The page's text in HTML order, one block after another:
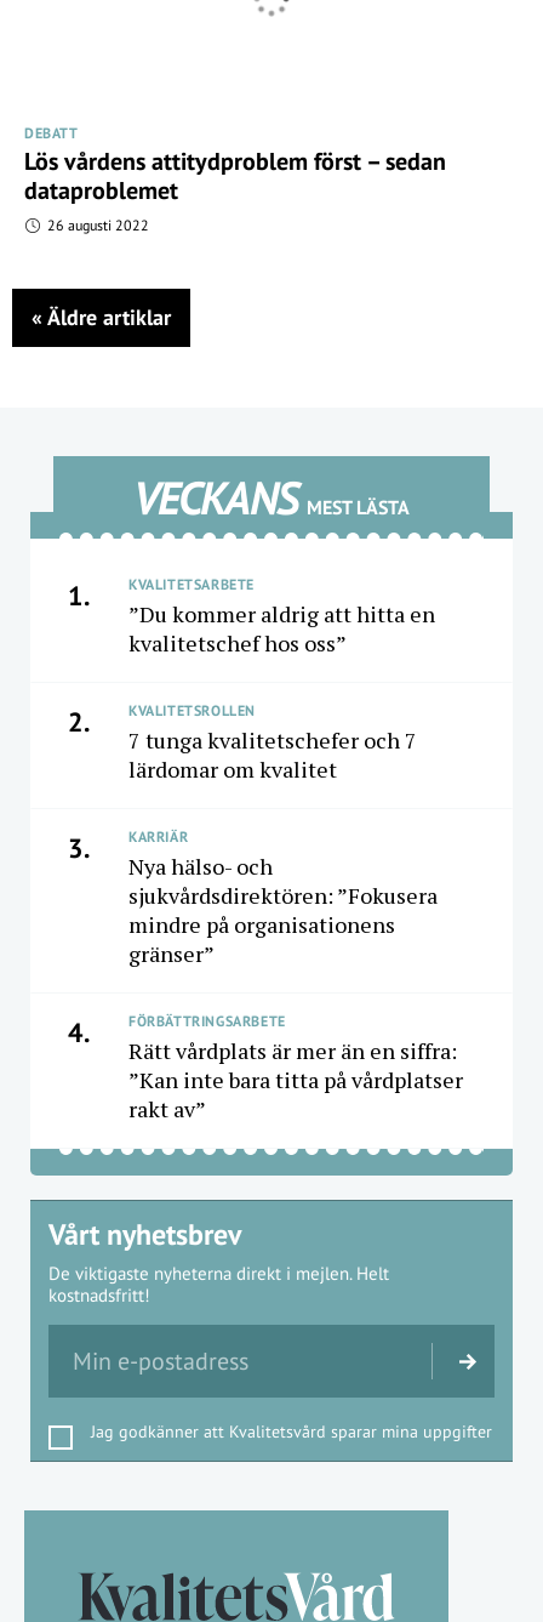
DEBATT
Lös vårdens attitydproblem först – sedan
dataproblemet
26 augusti 2022
« Äldre artiklar
VECKANS MEST LÄSTA
1. KVALITETSARBETE
”Du kommer aldrig att hitta en
kvalitetschef hos oss”
2. KVALITETSROLLEN
7 tunga kvalitetschefer och 7
lärdomar om kvalitet
3. KARRIÄR
Nya hälso- och
sjukvårdsdirektören: ”Fokusera
mindre på organisationens
gränser”
4. FÖRBÄTTRINGSARBETE
Rätt vårdplats är mer än en siffra:
”Kan inte bara titta på vårdplatser
rakt av”
Vårt nyhetsbrev
De viktigaste nyheterna direkt i mejlen. Helt
kostnadsfritt!
Jag godkänner att Kvalitetsvård sparar mina uppgifter